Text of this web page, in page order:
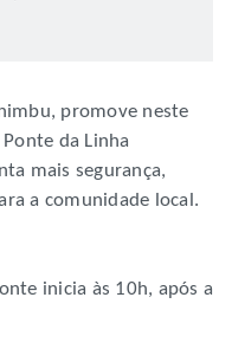
promove neste
da Linha
mais segurança,
a comunidade local.
inicia às 10h, após a